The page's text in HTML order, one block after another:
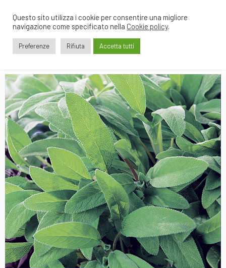
Questo sito utilizza i cookie per consentire una migliore
navigazione come specificato nella Cookie policy.
Preferenze Rifiuta Accetta tutti